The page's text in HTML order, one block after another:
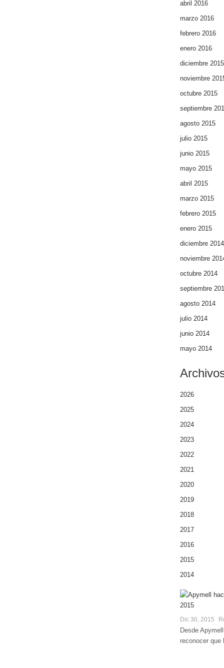
abril 2016
marzo 2016
febrero 2016
enero 2016
diciembre 2015
noviembre
octubre 2015
septiembre
agosto 2015
julio 2015
junio 2015
mayo 2015
abril 2015
marzo 2015
febrero 2015
enero 2015
diciembre 2014
noviembre
octubre 2014
septiembre
agosto 2014
julio 2014
junio 2014
mayo 2014
2026
2025
2024
2023
2022
2021
2020
2019
2018
2017
2016
2015
2014
Dic 30, 2015
Desde
reconocer